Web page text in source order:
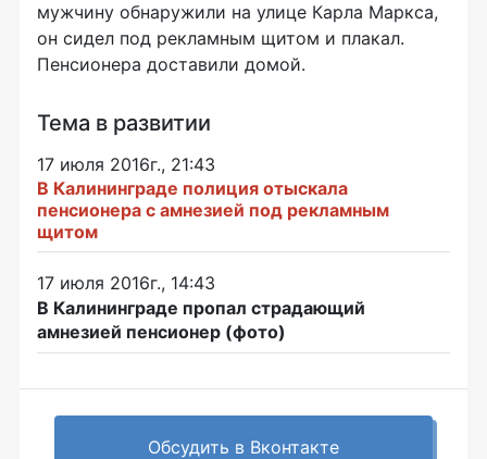
мужчину обнаружили на улице Карла Маркса,
он сидел под рекламным щитом и плакал.
Пенсионера доставили домой.
Тема в развитии
17 июля 2016г., 21:43
В Калининграде полиция отыскала
пенсионера с амнезией под рекламным
щитом
17 июля 2016г., 14:43
В Калининграде пропал страдающий
амнезией пенсионер (фото)
Обсудить в Вконтакте